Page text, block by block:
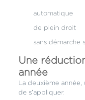
automatique
de plein droit
sans démarche
Une
année
La deuxième année,
de s’appliquer.